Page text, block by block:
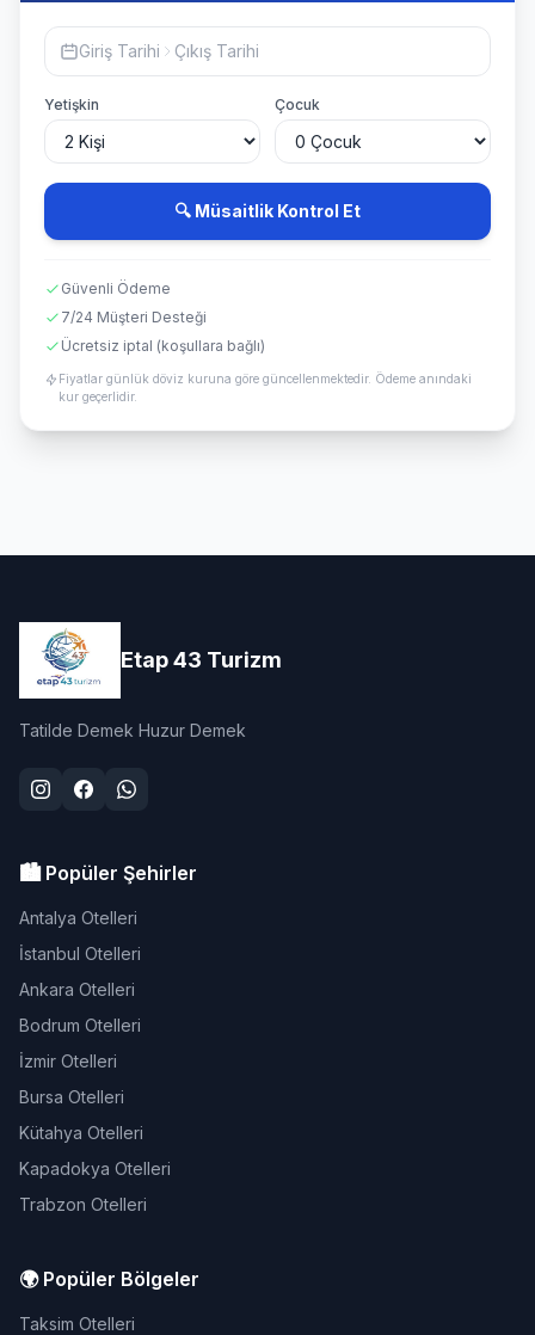
Giriş Tarihi Çıkış Tarihi
Yetişkin Çocuk
🔍 Müsaitlik Kontrol Et
Güvenli Ödeme
7/24 Müşteri Desteği
Ücretsiz iptal (koşullara bağlı)
Fiyatlar günlük döviz kuruna göre güncellenmektedir. Ödeme anındaki
kur geçerlidir.
Etap 43 Turizm
Tatilde Demek Huzur Demek
🏙️ Popüler Şehirler
Antalya Otelleri
İstanbul Otelleri
Ankara Otelleri
Bodrum Otelleri
İzmir Otelleri
Bursa Otelleri
Kütahya Otelleri
Kapadokya Otelleri
Trabzon Otelleri
🌍 Popüler Bölgeler
Taksim Otelleri